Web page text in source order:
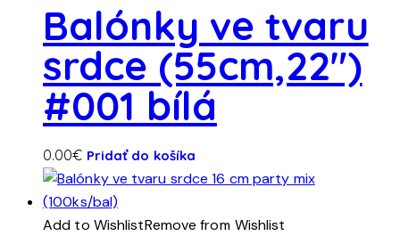
Balónky ve tvaru
srdce (55cm,22″)
#001 bílá
0.00€ Pridať do košíka
Add to WishlistRemove from Wishlist